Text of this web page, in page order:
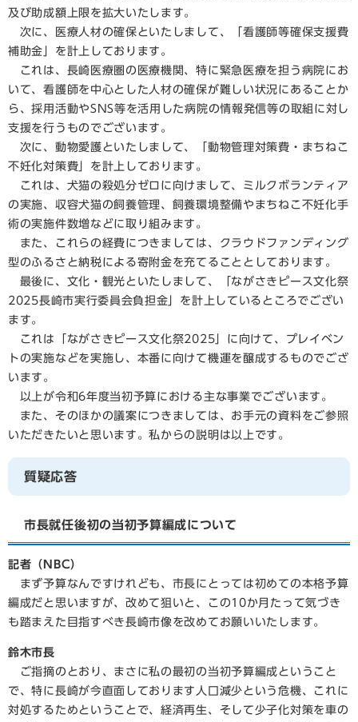
及び助成額上限を拡大いたします。
次に、医療人材の確保といたしまして、「看護師等確保支援費
補助金」を計上しております。
これは、長崎医療圏の医療機関、特に緊急医療を担う病院にお
いて、看護師を中心とした人材の確保が難しい状況にあることか
ら、採用活動やSNS等を活用した病院の情報発信等の取組に対し
支援を行うものでございます。
次に、動物愛護といたしまして、「動物管理対策費・まちねこ
不妊化対策費」を計上しております。
これは、犬猫の殺処分ゼロに向けまして、ミルクボランティア
の実施、収容犬猫の飼養管理、飼養環境整備やまちねこ不妊化手
術の実施件数増などに取り組みます。
また、これらの経費につきましては、クラウドファンディング
型のふるさと納税による寄附金を充てることとしております。
最後に、文化・観光といたしまして、「ながさきピース文化祭
2025長崎市実行委員会負担金」を計上しているところでござい
ます。
これは「ながさきピース文化祭2025」に向けて、プレイベン
トの実施などを実施し、本番に向けて機運を醸成するものでござ
います。
以上が令和6年度当初予算における主な事業でございます。
また、そのほかの議案につきましては、お手元の資料をご参照
いただきたいと思います。私からの説明は以上です。
質疑応答
市長就任後初の当初予算編成について
記者（NBC）
まず予算なんですけれども、市長にとっては初めての本格予算
編成だと思いますが、改めて狙いと、この10か月たって気づき
も踏まえた目指すべき長崎市像を改めてお願いいたします。
鈴木市長
ご指摘のとおり、まさに私の最初の当初予算編成ということ
で、特に長崎が今直面しております人口減少という危機、これに
対処するためということで、経済再生、そして少子化対策を車の